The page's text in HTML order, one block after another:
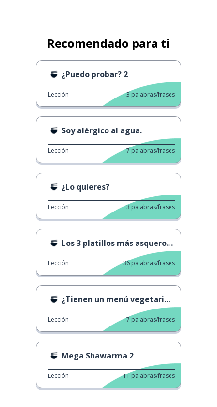
Recomendado para ti
¿Puedo probar? 2
Lección 3 palabras/frases
Soy alérgico al agua.
Lección 7 palabras/frases
¿Lo quieres?
Lección 3 palabras/frases
Los 3 platillos más asquerosos.
Lección 36 palabras/frases
¿Tienen un menú vegetariano?
Lección 7 palabras/frases
Mega Shawarma 2
Lección 11 palabras/frases